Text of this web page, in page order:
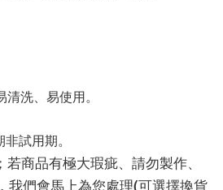
洗、易使用。
試用期。
商品有極大瑕疵、請勿製作、
我們會馬上為您處理(可選擇換貨